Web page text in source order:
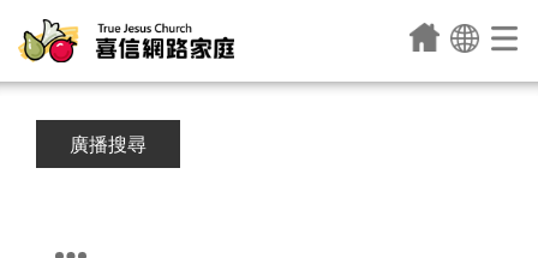
廣播搜尋